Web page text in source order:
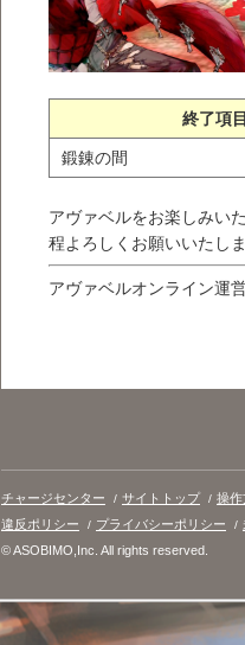
終了項
鍛錬の間
アヴァベルをお楽しみい
程よろしくお願いいたし
アヴァベルオンライン運
チャージセンター サイトトップ
操作
違反ポリシー
プライバシーポリシー
© ASOBIMO,Inc. All rights reserved.